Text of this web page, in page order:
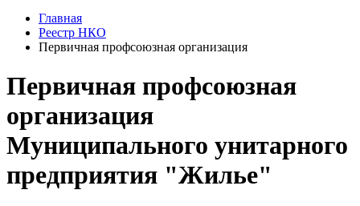
Главная
Реестр НКО
Первичная профсоюзная организация
Первичная профсоюзная
организация
Муниципального унитарного
предприятия "Жилье"